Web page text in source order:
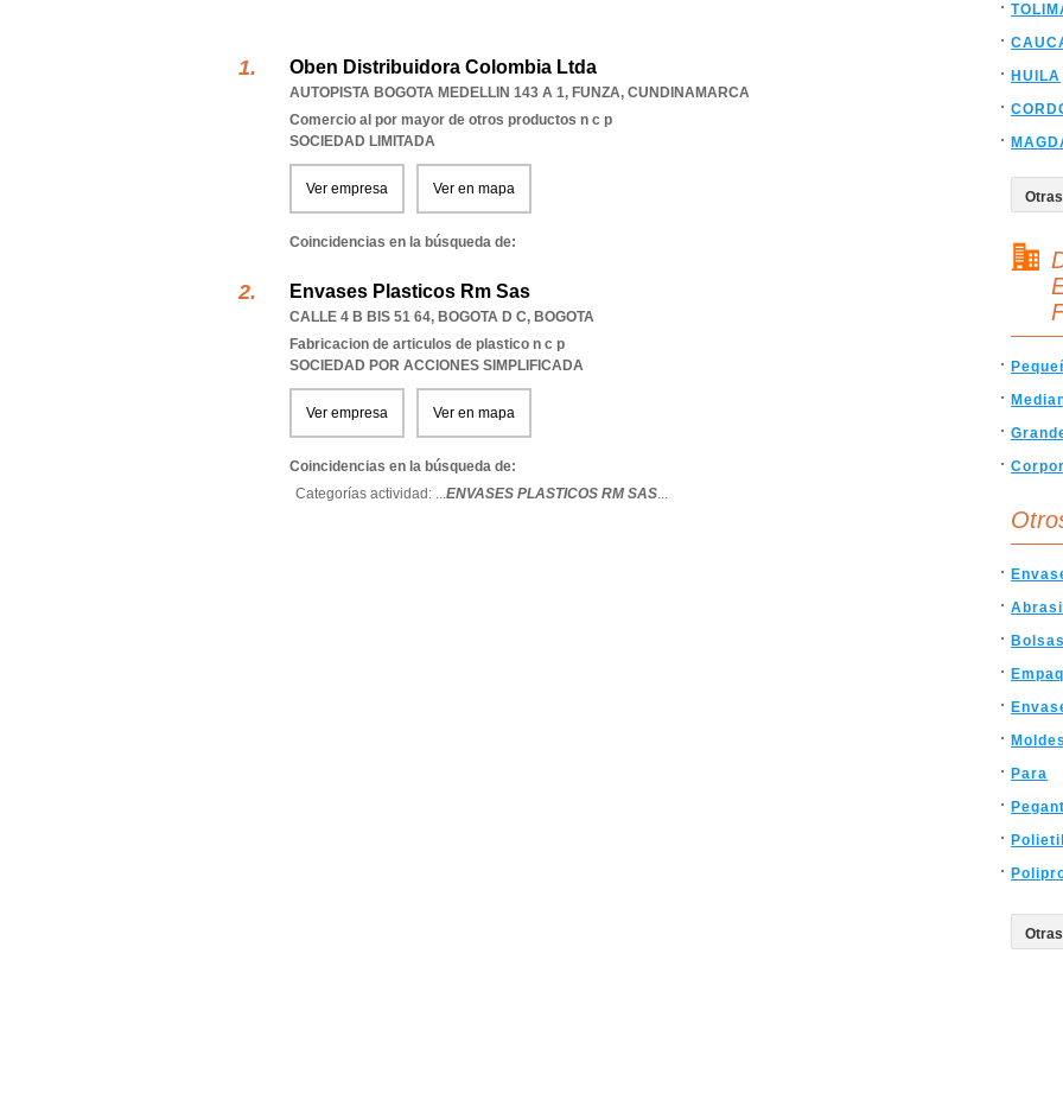
Oben Distribuidora Colombia Ltda
AUTOPISTA BOGOTA MEDELLIN 143 A 1, FUNZA, CUNDINAMARCA
Comercio al por mayor de otros productos n c p
SOCIEDAD LIMITADA
Ver empresa Ver en mapa
Coincidencias en la búsqueda de:
Envases Plasticos Rm Sas
CALLE 4 B BIS 51 64, BOGOTA D C, BOGOTA
Fabricacion de articulos de plastico n c p
SOCIEDAD POR ACCIONES SIMPLIFICADA
Ver empresa Ver en mapa
Coincidencias en la búsqueda de:
Categorías actividad: ...ENVASES PLASTICOS RM SAS...
HUILA
Moldes
Para